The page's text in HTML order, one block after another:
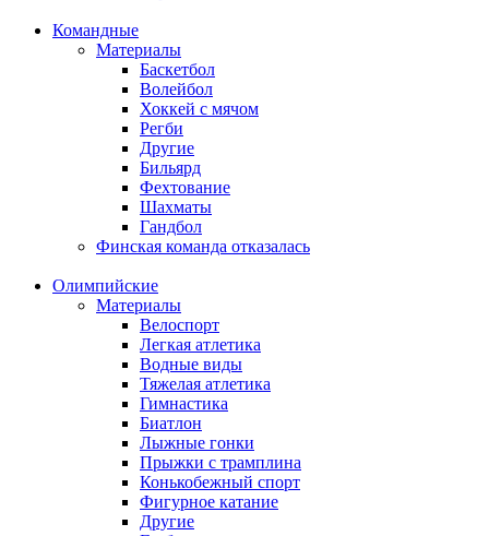
Командные
Материалы
Баскетбол
Волейбол
Хоккей с мячом
Регби
Другие
Бильярд
Фехтование
Шахматы
Гандбол
Финская команда отказалась
Олимпийские
Материалы
Велоспорт
Легкая атлетика
Водные виды
Тяжелая атлетика
Гимнастика
Биатлон
Лыжные гонки
Прыжки с трамплина
Конькобежный спорт
Фигурное катание
Другие